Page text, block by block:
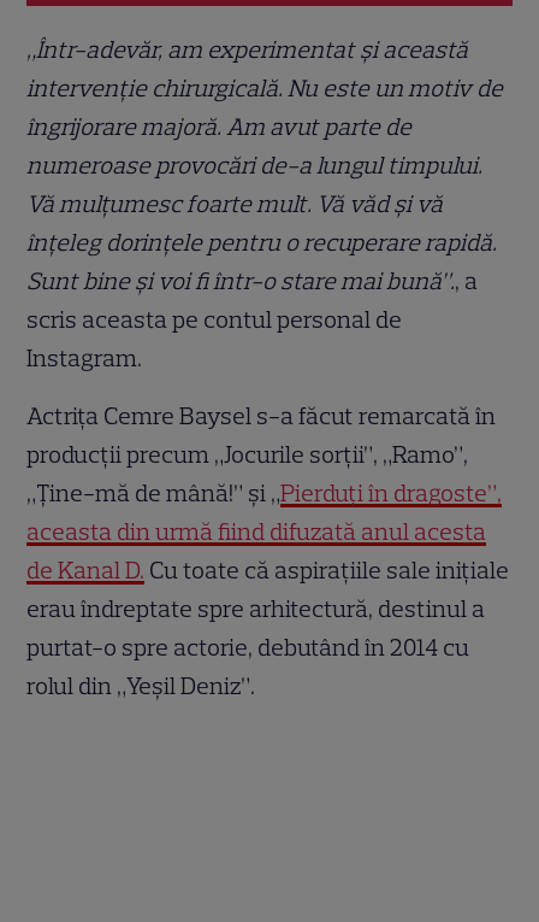
„Într-adevăr, am experimentat și această
intervenție chirurgicală. Nu este un motiv de
îngrijorare majoră. Am avut parte de
numeroase provocări de-a lungul timpului.
Vă mulțumesc foarte mult. Vă văd și vă
înțeleg dorințele pentru o recuperare rapidă.
Sunt bine și voi fi într-o stare mai bună”., a
scris aceasta pe contul personal de
Instagram.
Actrița Cemre Baysel s-a făcut remarcată în
producții precum „Jocurile sorții”, „Ramo”,
„Ține-mă de mână!” și „Pierduți în dragoste”,
aceasta din urmă fiind difuzată anul acesta
de Kanal D. Cu toate că aspirațiile sale inițiale
erau îndreptate spre arhitectură, destinul a
purtat-o spre actorie, debutând în 2014 cu
rolul din „Yeşil Deniz”.